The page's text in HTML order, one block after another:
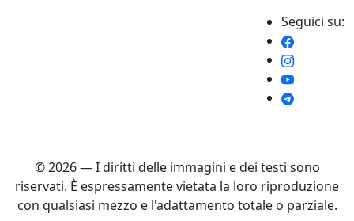
Seguici su:
© 2026 — I diritti delle immagini e dei testi sono
riservati. È espressamente vietata la loro riproduzione
con qualsiasi mezzo e l'adattamento totale o parziale.